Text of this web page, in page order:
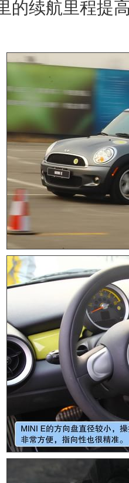
的续航里程提